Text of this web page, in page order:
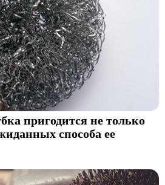
пригодится не только
способа ее